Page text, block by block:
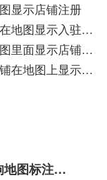
显示店铺注册
地图显示入驻注
里面显示店铺注
在地图上显示注
图标注多